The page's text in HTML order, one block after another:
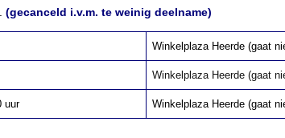
. (gecanceld i.v.m. te weinig deelname)
Winkelplaza Heerde (gaat
Winkelplaza Heerde (gaat
uur Winkelplaza Heerde (gaat